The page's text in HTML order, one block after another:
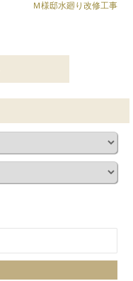
Ｍ様邸水廻り改修工事